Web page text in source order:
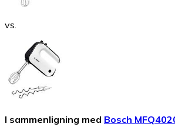
vs.
I sammenligning med Bosch